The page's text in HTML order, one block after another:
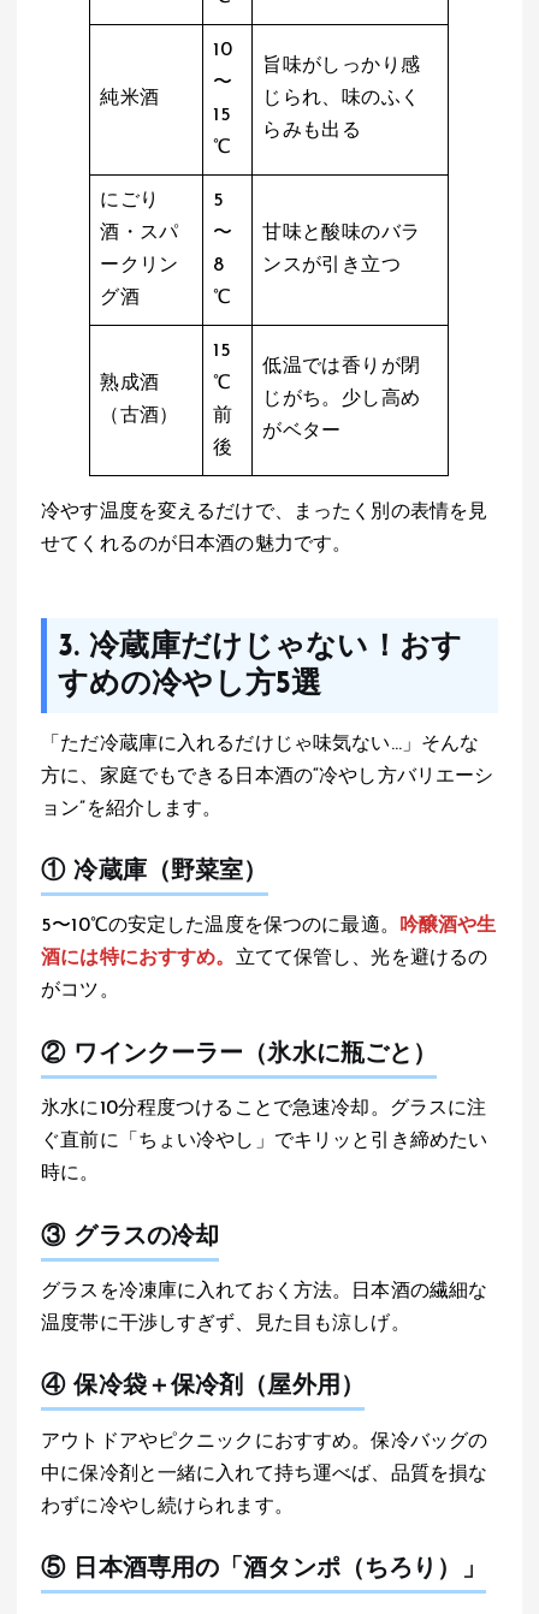
純米酒
10
〜
15
℃
旨味がしっかり感
じられ、味のふく
らみも出る
にごり
酒・スパ
ークリン
グ酒
5
〜
8
℃
甘味と酸味のバラ
ンスが引き立つ
熟成酒
（古酒）
15
℃
前
後
低温では香りが閉
じがち。少し高め
がベター
冷やす温度を変えるだけで、まったく別の表情を見
せてくれるのが日本酒の魅力です。
3. 冷蔵庫だけじゃない！おす
すめの冷やし方5選
「ただ冷蔵庫に入れるだけじゃ味気ない…」そんな
方に、家庭でもできる日本酒の“冷やし方バリエーシ
ョン”を紹介します。
① 冷蔵庫（野菜室）
5〜10℃の安定した温度を保つのに最適。 吟醸酒や生
酒には特におすすめ。 立てて保管し、光を避けるの
がコツ。
② ワインクーラー（氷水に瓶ごと）
氷水に10分程度つけることで急速冷却。グラスに注
ぐ直前に「ちょい冷やし」でキリッと引き締めたい
時に。
③ グラスの冷却
グラスを冷凍庫に入れておく方法。日本酒の繊細な
温度帯に干渉しすぎず、見た目も涼しげ。
④ 保冷袋＋保冷剤（屋外用）
アウトドアやピクニックにおすすめ。保冷バッグの
中に保冷剤と一緒に入れて持ち運べば、品質を損な
わずに冷やし続けられます。
⑤ 日本酒専用の「酒タンポ（ちろり）」